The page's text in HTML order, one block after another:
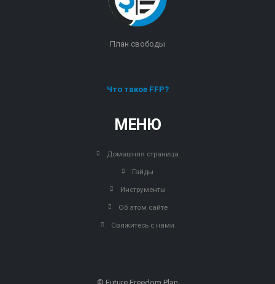
План свободы
Что такое FFP?
МЕНЮ
Домашняя страница
Гайды
Инструменты
Об этом сайте
Свяжитесь с нами